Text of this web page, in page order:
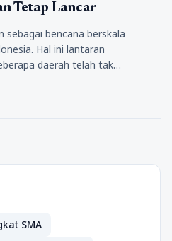
Tetap Lancar
sebagai bencana berskala
Hal ini lantaran
daerah telah tak…
SMA